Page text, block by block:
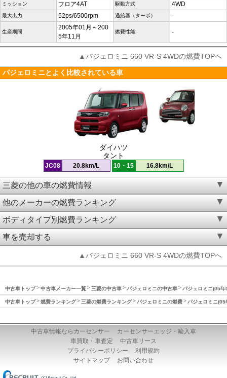
ミッション フロア4AT 駆動方式 4WD
最大出力 52ps/6500rpm 過給器（ターボ） -
生産期間
2005年01月～200
5年11月
燃費性能 -
▲パジェロミニ 660 VR-S 4WDの燃費TOPへ
パジェロミニとよく比較されている車
ダイハツ
タント
JC08 20.8km/L 10・15 16.8km/L
三菱の他の車の燃費情報
他のメーカーの燃費ランキング
ボディタイプ別燃費ランキング
車を売却する
▲パジェロミニ 660 VR-S 4WDの燃費TOPへ
中古車トップ 中古車メーカー一覧 三菱の中古車 パジェロミニの中古車 パジェロミニ(05
中古車トップ 燃費ランキング 三菱の燃費ランキング パジェロミニの燃費 パジェロミニ
中古車情報ならカーセンサー
カーセンサーエッジ・輸入車
車買取・車査定
中古車リース
プライバシーポリシー
利用規約
サイトマップ
お問い合わせ